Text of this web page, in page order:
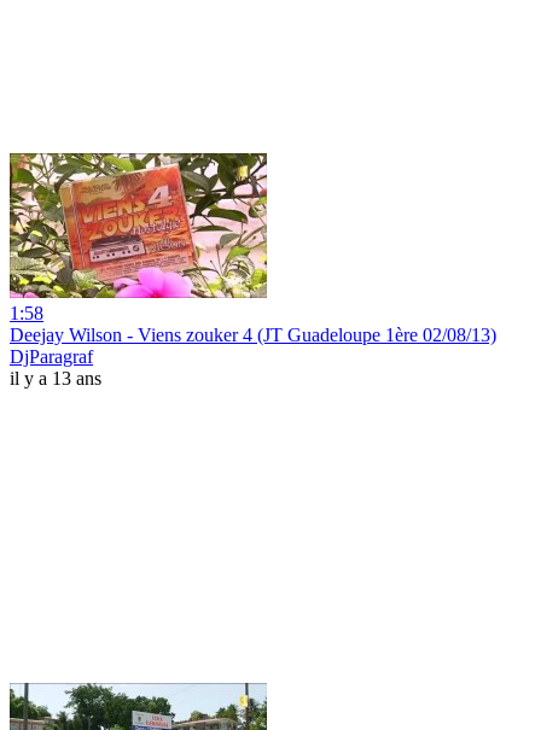
1:58
Deejay Wilson - Viens zouker 4 (JT Guadeloupe 1ère 02/08/13)
DjParagraf
il y a 13 ans